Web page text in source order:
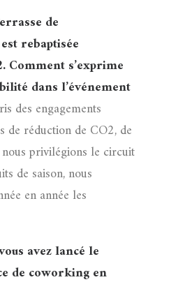
de
rebaptisée
Comment s’exprime
dans l’événement
des engagements
de réduction de CO2, de
privilégions le circuit
de saison, nous
en année les
avez lancé le
de coworking en